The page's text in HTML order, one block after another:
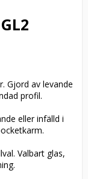
Gjord av levande
profil.
eller infälld i
Valbart glas,